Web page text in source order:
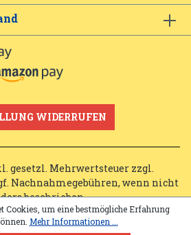
WIDERRUFEN
gesetzl. Mehrwertsteuer zzgl.
Nachnahmegebühren, wenn nicht
beschrieben.
Cookies, um eine bestmögliche Erfahrung
Mehr Informationen ...